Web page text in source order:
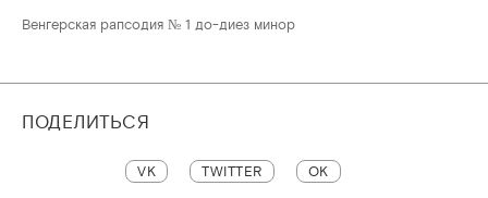
Венгерская рапсодия № 1 до-диез минор
ПОДЕЛИТЬСЯ
VK TWITTER OK